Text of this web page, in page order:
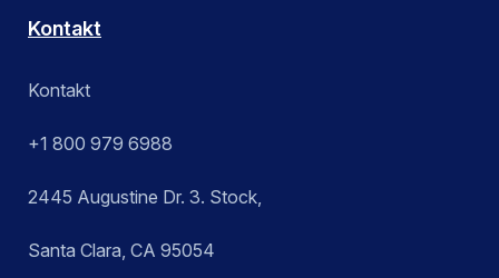
Kontakt
Kontakt
+1 800 979 6988
2445 Augustine Dr. 3. Stock,
Santa Clara, CA 95054